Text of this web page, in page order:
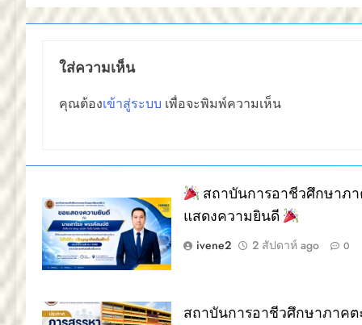
ใส่ความเห็น
คุณต้องเข้าสู่ระบบ เพื่อจะพิมพ์ความเห็น
สถาบันการอาชีวศึกษาภ
แสดงความยินดี
ivene2
2 สัปดาห์ ago 0
สถาบันการอาชีวศึกษาภาคต